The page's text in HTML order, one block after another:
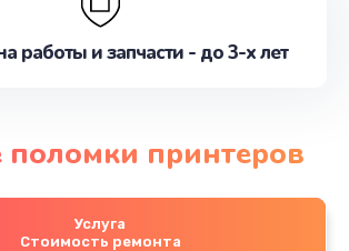
работы и запчасти - до 3-х лет
поломки принтеров
Услуга
Стоимость ремонта